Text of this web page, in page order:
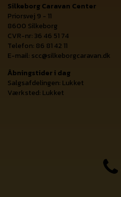
Silkeborg Caravan Center
Priorsvej 9 - 11
8600 Silkeborg
CVR-nr: 36 46 51 74
Telefon: 86 81 42 11
E-mail: scc@silkeborgcaravan.dk
Åbningstider i dag
Salgsafdelingen: Lukket
Værksted: Lukket